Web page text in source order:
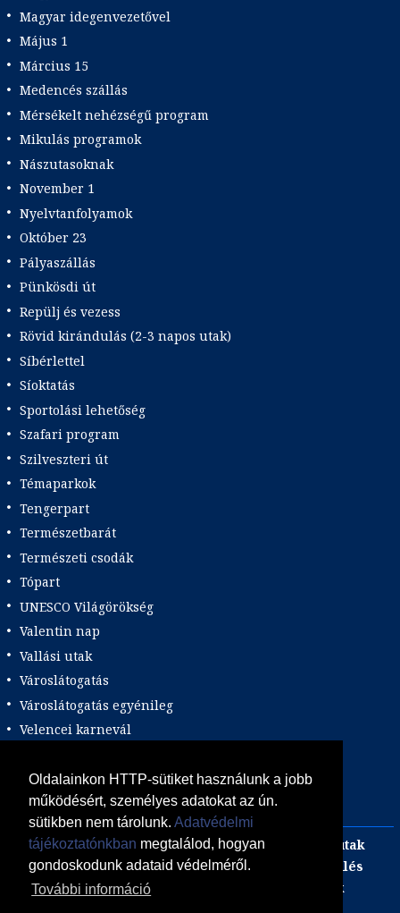
Oldalainkon HTTP-sütiket használunk a jobb
működésért, személyes adatokat az ún.
sütikben nem tárolunk. Adatvédelmi
tájékoztatónkban megtalálod, hogyan
gondoskodunk adataid védelméről.
További információ
Magyar idegenvezetővel
Május 1
Március 15
Medencés szállás
Mérsékelt nehézségű program
Mikulás programok
Nászutasoknak
November 1
Nyelvtanfolyamok
Október 23
Pályaszállás
Pünkösdi út
Repülj és vezess
Rövid kirándulás (2-3 napos utak)
Síbérlettel
Síoktatás
Sportolási lehetőség
Szafari program
Szilveszteri út
Témaparkok
Tengerpart
Természetbarát
Természeti csodák
Tópart
UNESCO Világörökség
Valentin nap
Vallási utak
Városlátogatás
Városlátogatás egyénileg
Velencei karnevál
Wellness
Zene tematika
Adults only Incentive
Szilveszteri egzotikus utak
Adventi utak
focijegy + szállás
Kombinált üdülés
Akciós Egzotikum
Gasztro utak
Luxushotelek